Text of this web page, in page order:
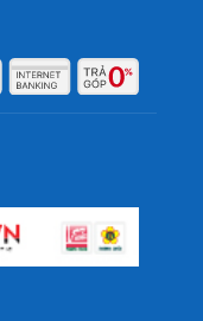
độ vượt trội
năng quản lý điện
bắt buộc cho các
hoặc máy trạm
12, 13 trở lên.